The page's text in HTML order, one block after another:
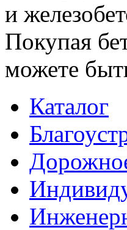
и
Покупая
можете
Каталог